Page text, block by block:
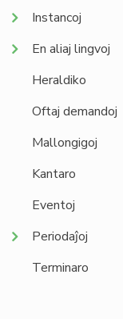
Instancoj
En aliaj lingvoj
Heraldiko
Oftaj demandoj
Mallongigoj
Kantaro
Eventoj
Periodaĵoj
Terminaro